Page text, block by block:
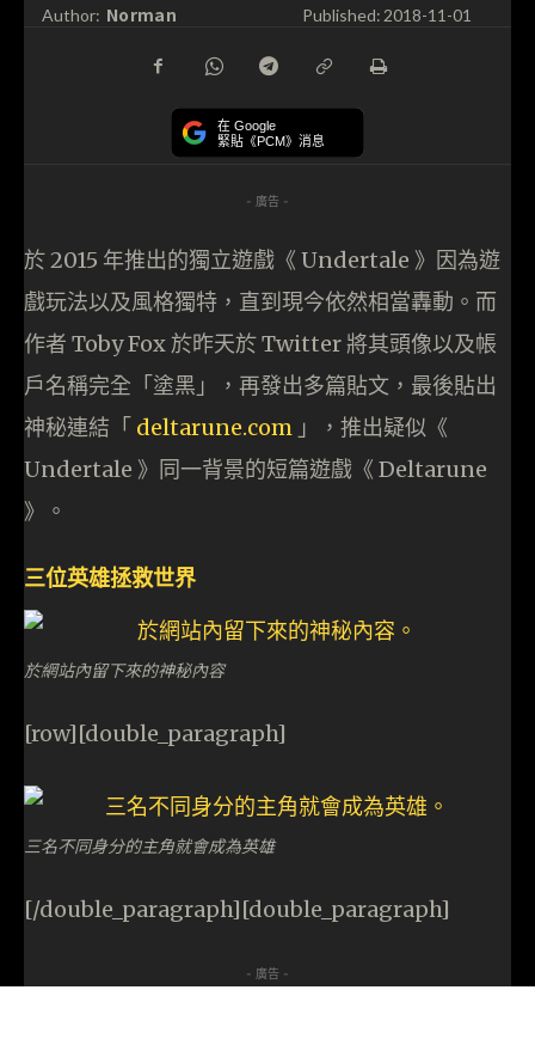
Author: Norman Published:2018-11-01
在 Google
緊貼《PCM》消息
- 廣告 -
於 2015 年推出的獨立遊戲《 Undertale 》因為遊
戲玩法以及風格獨特，直到現今依然相當轟動。而
作者 Toby Fox 於昨天於 Twitter 將其頭像以及帳
戶名稱完全「塗黑」，再發出多篇貼文，最後貼出
神秘連結「 deltarune.com 」，推出疑似《
Undertale 》同一背景的短篇遊戲《 Deltarune
》。
三位英雄拯救世界
於網站內留下來的神秘內容
[row][double_paragraph]
三名不同身分的主角就會成為英雄
[/double_paragraph][double_paragraph]
- 廣告 -